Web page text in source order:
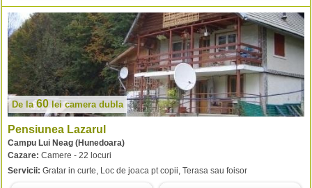
De la60 leicamera dubla
Pensiunea Lazarul
Campu Lui Neag (Hunedoara)
Cazare: Camere - 22 locuri
Servicii: Gratar in curte, Loc de joaca pt copii, Terasa sau foisor